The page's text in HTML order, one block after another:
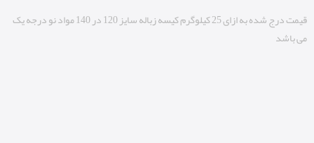
قیمت درج شده به ازای 25 کیلوگرم کیسه زباله سایز 120 در 140 مواد نو درجه یک
می باشد